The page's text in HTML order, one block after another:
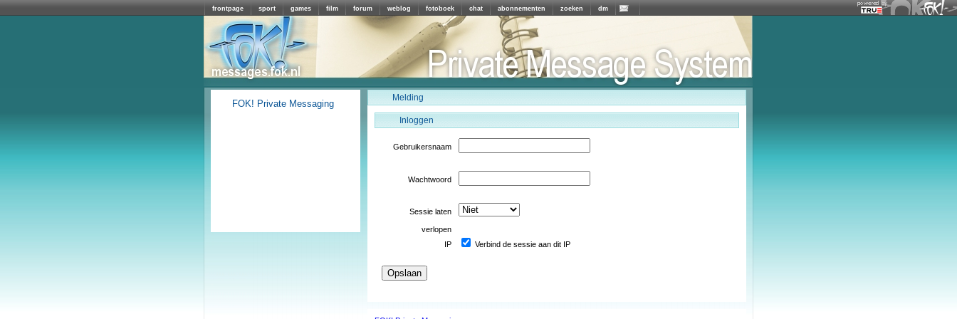
frontpage sport games film forum weblog fotoboek chat abonnementen zoeken dm
Melding
Inloggen
Gebruikersnaam
Wachtwoord
Sessie laten
verlopen
IP
Verbind de sessie aan dit IP
FOK! Private Messaging